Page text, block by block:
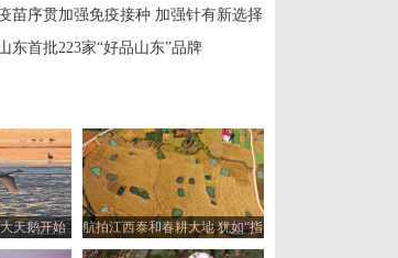
苗序贯加强免疫接种 加强针有新选择
东首批223家“好品山东”品牌
天鹅开始
航拍江西泰和春耕大地 犹如“指
纹”蔚为壮观